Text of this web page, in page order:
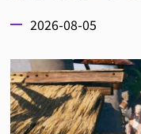
2026-08-05